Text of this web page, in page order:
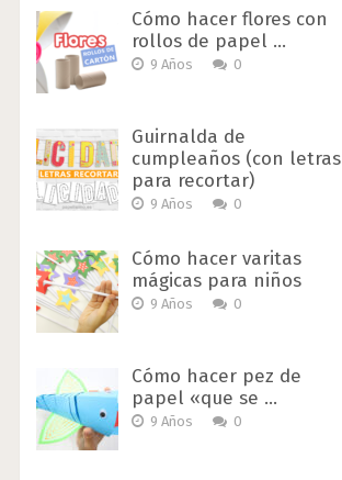
Cómo hacer flores con
rollos de papel …
9 Años 0
Guirnalda de
cumpleaños (con letras
para recortar)
9 Años 0
Cómo hacer varitas
mágicas para niños
9 Años 0
Cómo hacer pez de
papel «que se …
9 Años 0